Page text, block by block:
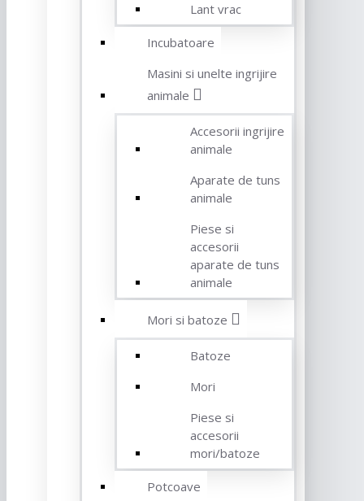
Lant vrac
Incubatoare
Masini si unelte ingrijire
animale
Accesorii ingrijire
animale
Aparate de tuns
animale
Piese si
accesorii
aparate de tuns
animale
Mori si batoze
Batoze
Mori
Piese si
accesorii
mori/batoze
Potcoave